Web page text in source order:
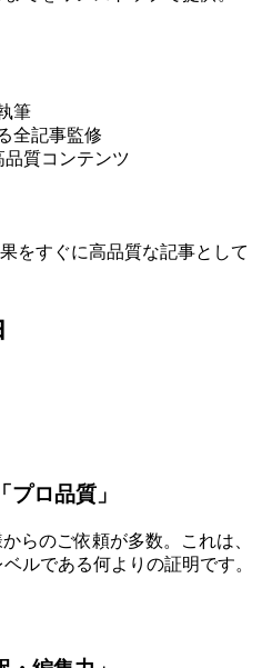
筆
全記事監修
質コンテンツ
をすぐに高品質な記事として
ロ品質」
らのご依頼が多数。これは、
ルである何よりの証明です。